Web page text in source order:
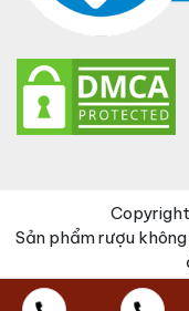
Sản phẩm rượu